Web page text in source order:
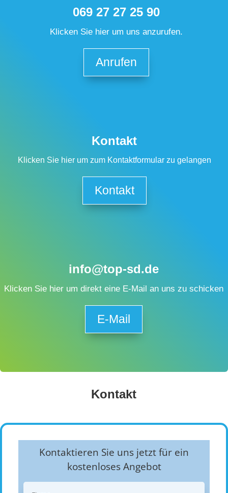
069 27 27 25 90
Klicken Sie hier um uns anzurufen.
Anrufen
Kontakt
Klicken Sie hier um zum Kontaktformular zu gelangen
Kontakt
info@top-sd.de
Klicken Sie hier um direkt eine E-Mail an uns zu schicken
E-Mail
Kontakt
Kontaktieren Sie uns jetzt für ein
kostenloses Angebot